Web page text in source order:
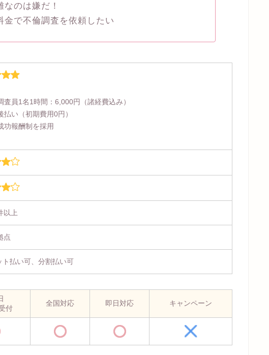
のは嫌だ！
金で不倫調査を依頼したい
査員1名1時間： 6,000円 （諸経費込み）
払い（初期費用0円）
功報酬制を採用
以上
点
ト払い可、分割払い可
付
全国対応 即日対応 キャンペーン